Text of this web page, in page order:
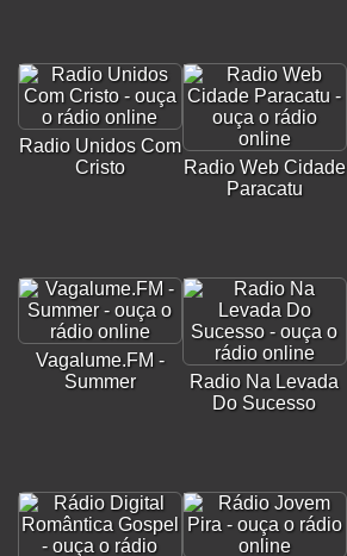
Radio Unidos Com
Cristo
Radio Web Cidade
Paracatu
Vagalume.FM -
Summer
Radio Na Levada
Do Sucesso